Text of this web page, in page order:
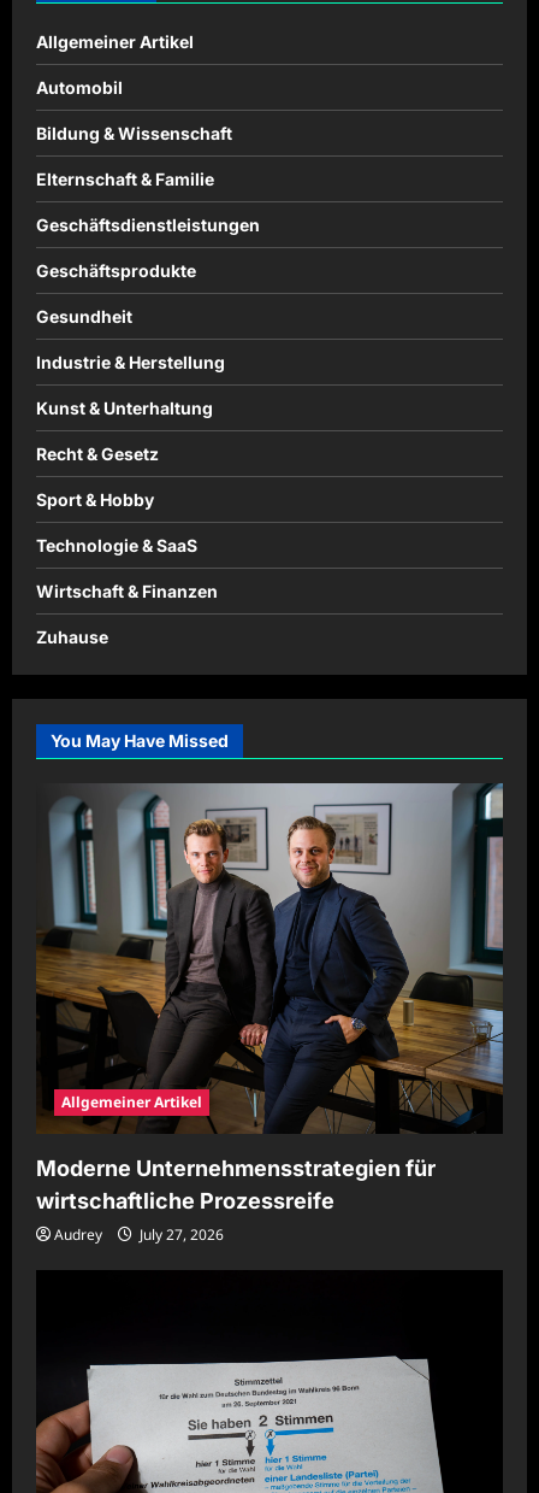
Allgemeiner Artikel
Automobil
Bildung & Wissenschaft
Elternschaft & Familie
Geschäftsdienstleistungen
Geschäftsprodukte
Gesundheit
Industrie & Herstellung
Kunst & Unterhaltung
Recht & Gesetz
Sport & Hobby
Technologie & SaaS
Wirtschaft & Finanzen
Zuhause
You May Have Missed
Allgemeiner Artikel
Moderne Unternehmensstrategien für
wirtschaftliche Prozessreife
Audrey July 27, 2026